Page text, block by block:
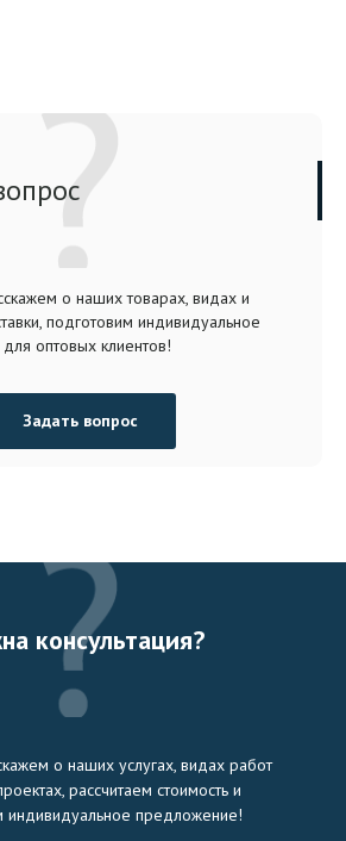
о наших товарах, видах и
подготовим индивидуальное
оптовых клиентов!
Задать вопрос
консультация?
о наших услугах, видах работ
рассчитаем стоимость и
индивидуальное предложение!